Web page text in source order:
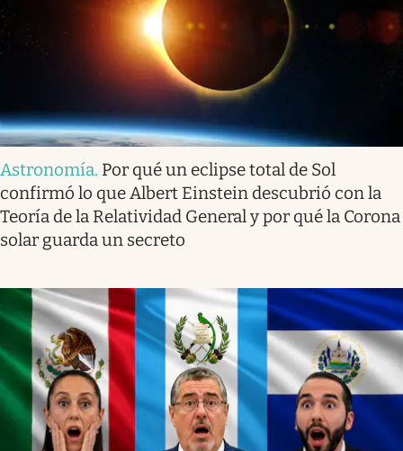
Astronomía. Por qué un eclipse total de Sol
confirmó lo que Albert Einstein descubrió con la
Teoría de la Relatividad General y por qué la Corona
solar guarda un secreto